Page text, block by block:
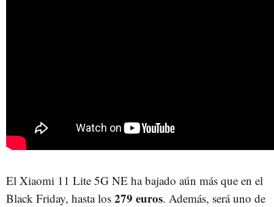
El Xiaomi 11 Lite 5G NE ha bajado aún más que en el
Black Friday, hasta los 279 euros. Además, será uno de